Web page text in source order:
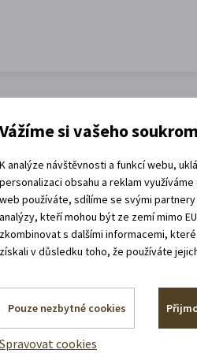
Váchala
Vážíme si vašeho
K analýze návštěvnosti a funkcí webu,
personalizaci obsahu a reklam
web používáte, sdílíme se svými
analýzy, kteří mohou být ze zemí mimo
zkombinovat s dalšími informacemi,
získali v důsledku toho, že používáte
Pouze nezbytné cookies
Spravovat cookies